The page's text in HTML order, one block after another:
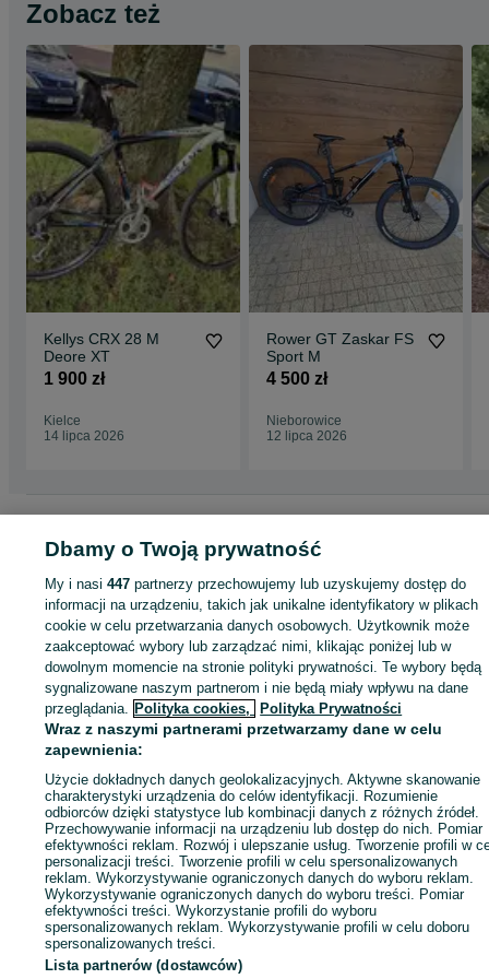
Zobacz też
Kellys CRX 28 M
Deore XT
1 900 zł
Kielce
14 lipca 2026
Rower GT Zaskar FS
Sport M
4 500 zł
Nieborowice
12 lipca 2026
elektryczne - Wielkopolskie
Rowery elektryczne - Poznań
- Naramowice
KATEGORIA
1019090177 Wyświetlenia:
Wyślij wiadomość
Dbamy o Twoją prywatność
My i nasi447 partnerzy przechowujemy lub uzyskujemy dostęp do
informacji na urządzeniu, takich jak unikalne identyfikatory w plikach
cookie w celu przetwarzania danych osobowych. Użytkownik może
zaakceptować wybory lub zarządzać nimi, klikając poniżej lub w
dowolnym momencie na stronie polityki prywatności. Te wybory będą
sygnalizowane naszym partnerom i nie będą miały wpływu na dane
przeglądania. Polityka cookies, Polityka Prywatności
Wraz z naszymi partnerami przetwarzamy dane w celu
zapewnienia:
Użycie dokładnych danych geolokalizacyjnych. Aktywne skanowanie
charakterystyki urządzenia do celów identyfikacji. Rozumienie
odbiorców dzięki statystyce lub kombinacji danych z różnych źródeł.
Przechowywanie informacji na urządzeniu lub dostęp do nich. Pomiar
efektywności reklam. Rozwój i ulepszanie usług. Tworzenie profili w
personalizacji treści. Tworzenie profili w celu spersonalizowanych
reklam. Wykorzystywanie ograniczonych danych do wyboru reklam.
Wykorzystywanie ograniczonych danych do wyboru treści. Pomiar
efektywności treści. Wykorzystanie profili do wyboru
spersonalizowanych reklam. Wykorzystywanie profili w celu doboru
spersonalizowanych treści.
Lista partnerów (dostawców)